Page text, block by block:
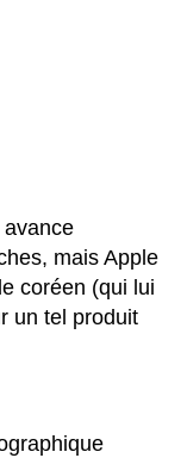
mais Apple
coréen (qui lui
un tel produit